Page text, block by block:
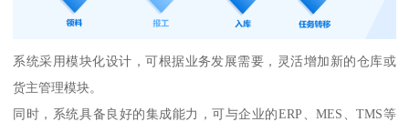
系统采用模块化设计，可根据业务发展需要，灵活增加新的仓库或
货主管理模块。
同时，系统具备良好的集成能力，可与企业的ERP、MES、TMS等